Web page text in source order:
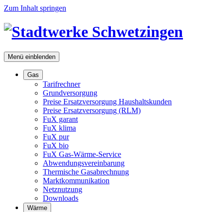
Zum Inhalt springen
Menü einblenden
Gas
Tarifrechner
Grundversorgung
Preise Ersatzversorgung Haushaltskunden
Preise Ersatzversorgung (RLM)
FuX garant
FuX klima
FuX pur
FuX bio
FuX Gas-Wärme-Service
Abwendungsvereinbarung
Thermische Gasabrechnung
Marktkommunikation
Netznutzung
Downloads
Wärme